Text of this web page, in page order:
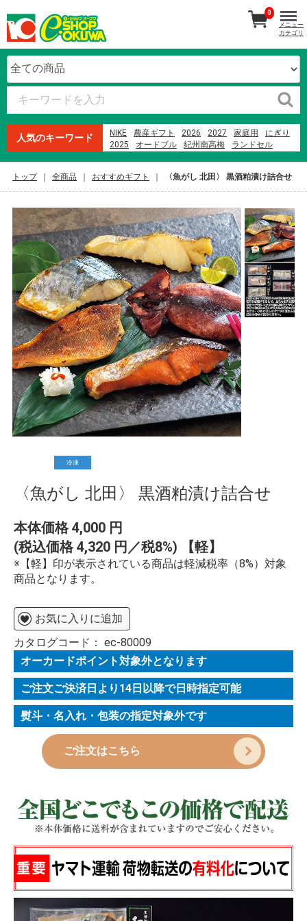
人気のキーワード NIKE 農産ギフト 2026 2027 家庭用
にぎり
2025
オードブル 紀州南高梅
ランドセル
メロン
2023
0
メニュー
カテゴリ
トップ 全商品 おすすめギフト 〈魚がし 北田〉 黒酒粕漬け詰合せ
冷凍
〈魚がし 北田〉 黒酒粕漬け詰合せ
本体価格 4,000 円
(税込価格 4,320 円／税8%) 【軽】
※【軽】印が表示されている商品は軽減税率（8%）対象
商品となります。
お気に入りに追加
カタログコード： ec-80009
オーカードポイント対象外となります
ご注文ご決済日より14日以降で日時指定可能
熨斗・名入れ・包装の指定対象外です
ご注文はこちら